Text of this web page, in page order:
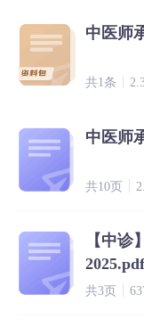
中医师
共1条
中医师
共10页
【中
2025.pdf
共3页